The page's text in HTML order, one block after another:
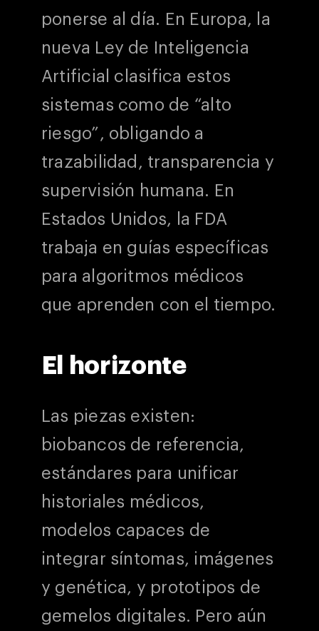
ponerse al día. En Europa, la
nueva Ley de Inteligencia
Artificial clasifica estos
sistemas como de “alto
riesgo”, obligando a
trazabilidad, transparencia y
supervisión humana. En
Estados Unidos, la FDA
trabaja en guías específicas
para algoritmos médicos
que aprenden con el tiempo.
El horizonte
Las piezas existen:
biobancos de referencia,
estándares para unificar
historiales médicos,
modelos capaces de
integrar síntomas, imágenes
y genética, y prototipos de
gemelos digitales. Pero aún